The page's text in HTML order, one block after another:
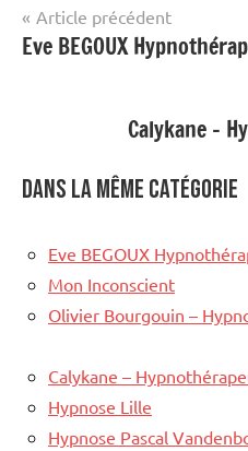
Navigation
de
Article précédent
Eve BEGOUX
Calykane –
Dans la même catégorie
Eve BEGOUX
Mon Inconscient
Olivier Bourgouin –
Calykane –
Hypnose Lille
Hypnose Pascal